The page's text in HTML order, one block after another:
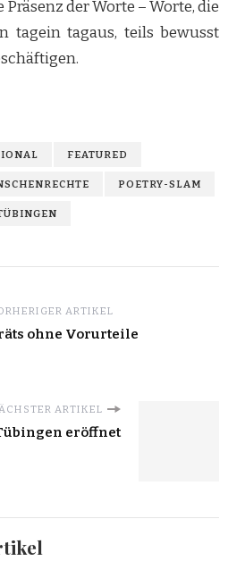
der Worte – Worte, die
tagein tagaus, teils bewusst
FEATURED
POETRY-SLAM
ARTIKEL
ohne Vorurteile
ARTIKEL
eröffnet